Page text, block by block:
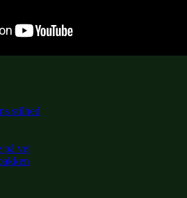
stilhed
på vej